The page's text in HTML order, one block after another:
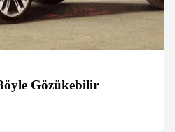
Gözükebilir